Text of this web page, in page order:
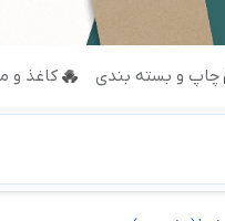
چاپ و بسته بندی کاغذ و